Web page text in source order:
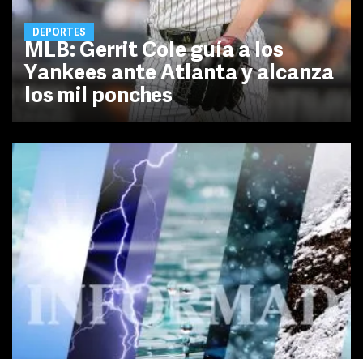
DEPORTES
MLB: Gerrit Cole guía a los
Yankees ante Atlanta y alcanza
los mil ponches